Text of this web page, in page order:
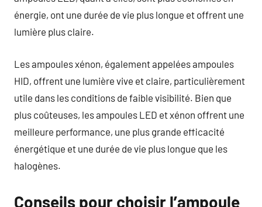
énergie, ont une durée de vie plus longue et offrent une
lumière plus claire.
Les ampoules xénon, également appelées ampoules
HID, offrent une lumière vive et claire, particulièrement
utile dans les conditions de faible visibilité. Bien que
plus coûteuses, les ampoules LED et xénon offrent une
meilleure performance, une plus grande efficacité
énergétique et une durée de vie plus longue que les
halogènes.
Conseils pour choisir l’ampoule